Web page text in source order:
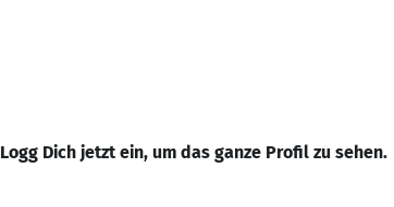
Logg Dich jetzt ein, um das ganze Profil zu sehen.